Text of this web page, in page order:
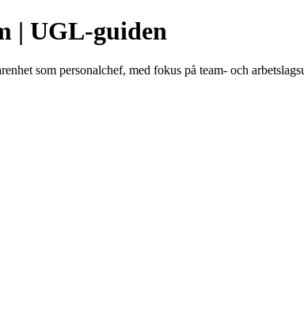
| UGL-guiden
som personalchef, med fokus på team- och